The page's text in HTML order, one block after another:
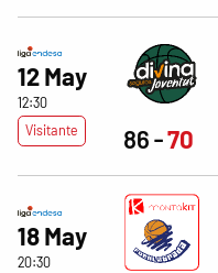
12 May
12:30
Visitante
86 70
18 May
20:30